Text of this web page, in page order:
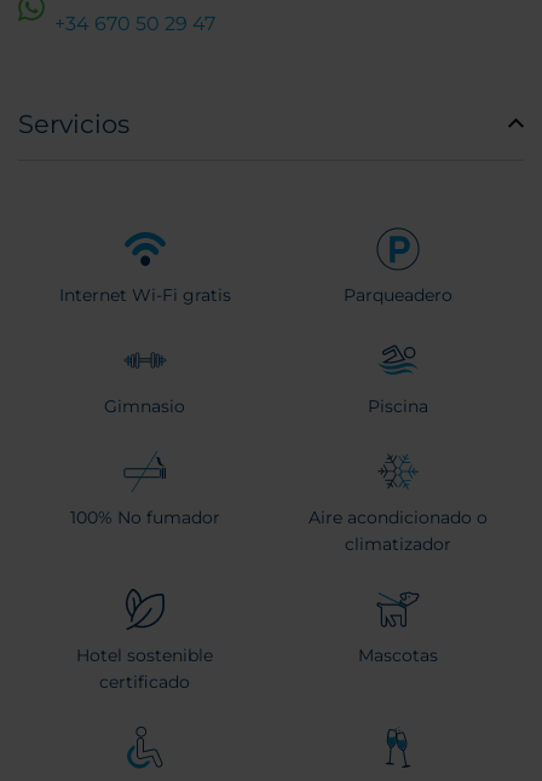
+34 670 50 29 47
Servicios
Internet Wi-Fi gratis Parqueadero
Gimnasio Piscina
100% No fumador
Aire acondicionado o
climatizador
Hotel sostenible
certificado
Mascotas